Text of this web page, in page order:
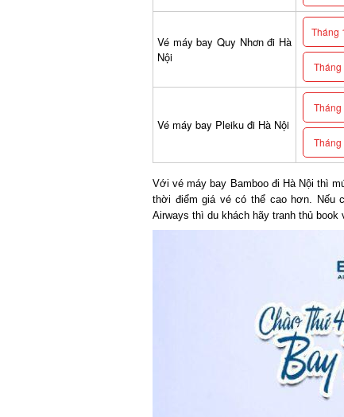
Vé máy bay Quy Nhơn đi Hà
Nội
Tháng
Tháng
Vé máy bay Pleiku đi Hà Nội
Tháng
Tháng
Với vé máy bay Bamboo đi Hà Nội thì
thời điểm giá vé có thể cao hơn. Nếu
Airways thì du khách hãy tranh thủ